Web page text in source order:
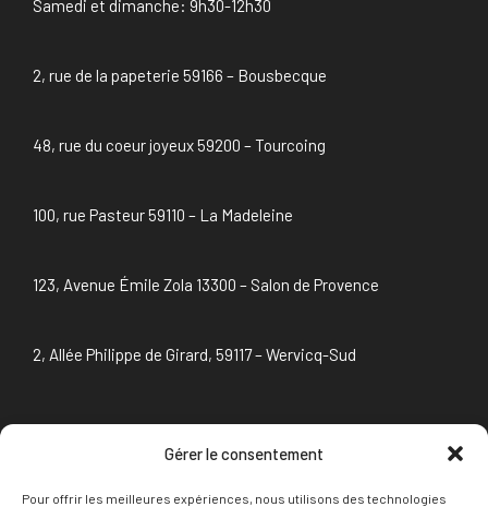
Gérer le consentement
Pour offrir les meilleures expériences, nous utilisons des technologies
Samedi et dimanche: 9h30-12h30
2, rue de la papeterie 59166 – Bousbecque
48, rue du coeur joyeux 59200 – Tourcoing
100, rue Pasteur 59110 – La Madeleine
123, Avenue Émile Zola 13300 – Salon de Provence
2, Allée Philippe de Girard, 59117 – Wervicq-Sud